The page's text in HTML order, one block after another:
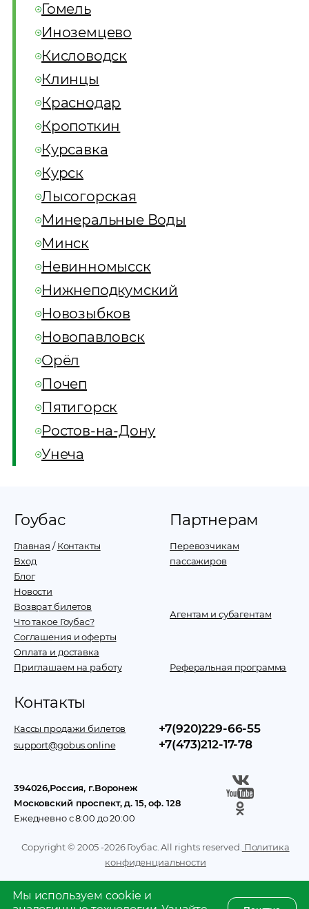
Гомель
Иноземцево
Кисловодск
Клинцы
Краснодар
Кропоткин
Курсавка
Курск
Лысогорская
Минеральные Воды
Минск
Невинномысск
Нижнеподкумский
Новозыбков
Новопавловск
Орёл
Почеп
Пятигорск
Ростов-на-Дону
Унеча
Мы используем cookie и
Гоубас
Главная /Контакты
Вход
Блог
Новости
Возврат билетов
Что такое Гоубас?
Соглашения и оферты
Оплата и доставка
Приглашаем на работу
Партнерам
Перевозчикам
пассажиров
Агентам и субагентам
Реферальная программа
Контакты
Кассы продажи билетов
support@gobus.online
+7(920)229-66-55
+7(473)212-17-78
394026,Россия, г.Воронеж
Московский проспект, д. 15, оф. 128
Ежедневно с 8:00 до 20:00
Copyright © 2005 -2026Гоубас. All rights reserved. Политика
конфиденциальности